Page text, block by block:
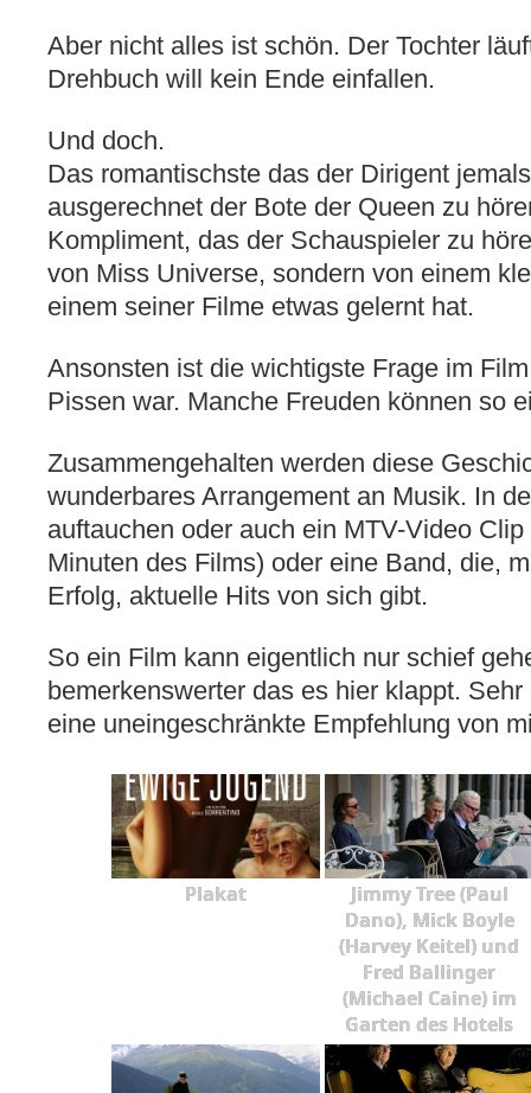
Aber nicht alles ist schön. Der Tochter
Drehbuch will kein Ende einfallen.
Und doch.
Das romantischste das der Dirigent
ausgerechnet der Bote der Queen zu
Kompliment, das der Schauspieler zu
von Miss Universe, sondern von einem
einem seiner Filme etwas gelernt hat.
Ansonsten ist die wichtigste Frage im
Pissen war. Manche Freuden können so
Zusammengehalten werden diese
wunderbares Arrangement an Musik. In
auftauchen oder auch ein MTV-Video
Minuten des Films) oder eine Band, die,
Erfolg, aktuelle Hits von sich gibt.
So ein Film kann eigentlich nur schief
bemerkenswerter das es hier klappt.
eine uneingeschränkte Empfehlung von
Plakat
Jimmy Tree (Paul
Dano), Mick Boyle
(Harvey Keitel) und
Fred Ballinger
(Michael Caine) im
Garten des Hotels